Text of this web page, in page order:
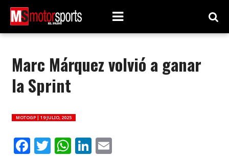
Marc Márquez volvió a ganar
la Sprint
MOTOGP | 19 JULIO, 2025
Facebook
Twitter
WhatsApp
LinkedIn
Email